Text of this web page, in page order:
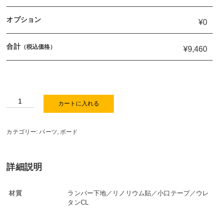
オプション ¥0
合計（税込価格） ¥9,460
ノ
ウ
ー
ド
サ
カートに入れる
カテゴリー:パーツ,ボード
詳細説明
材質
ランバー下地／リノリウム貼／小口テープ／ウレ
タンCL